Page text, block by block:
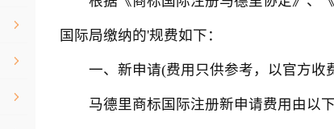
国际局缴纳的'规费如下：
一、新申请(费用只供参考，以官方收
马德里商标国际注册新申请费用由以下